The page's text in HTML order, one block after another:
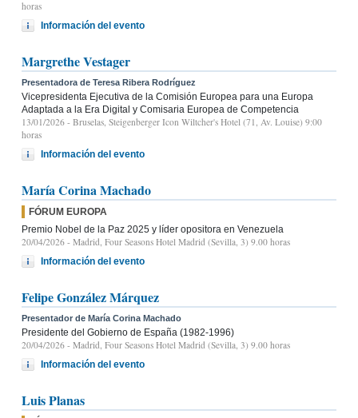
horas
Información del evento
Margrethe Vestager
Presentadora de Teresa Ribera Rodríguez
Vicepresidenta Ejecutiva de la Comisión Europea para una Europa
Adaptada a la Era Digital y Comisaria Europea de Competencia
13/01/2026 - Bruselas, Steigenberger Icon Wiltcher's Hotel (71, Av. Louise) 9:00
horas
Información del evento
María Corina Machado
FÓRUM EUROPA
Premio Nobel de la Paz 2025 y líder opositora en Venezuela
20/04/2026 - Madrid, Four Seasons Hotel Madrid (Sevilla, 3) 9.00 horas
Información del evento
Felipe González Márquez
Presentador de María Corina Machado
Presidente del Gobierno de España (1982-1996)
20/04/2026 - Madrid, Four Seasons Hotel Madrid (Sevilla, 3) 9.00 horas
Información del evento
Luis Planas